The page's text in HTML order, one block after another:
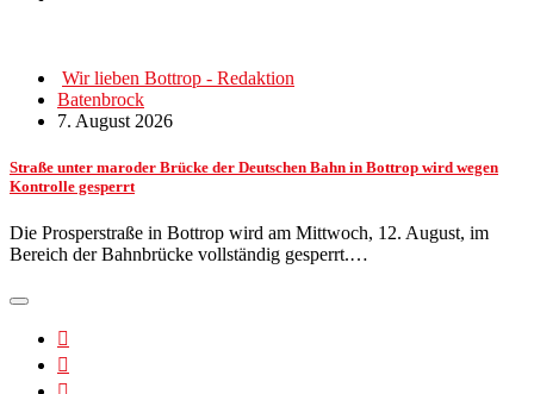
Wir lieben Bottrop - Redaktion
Batenbrock
7. August 2026
Straße unter maroder Brücke der Deutschen Bahn in Bottrop wird wegen
Kontrolle gesperrt
Die Prosperstraße in Bottrop wird am Mittwoch, 12. August, im
Bereich der Bahnbrücke vollständig gesperrt.…